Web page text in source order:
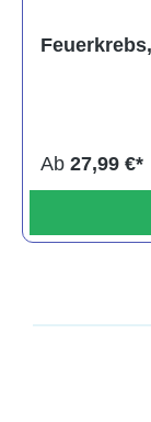
Ab 27,99 €*